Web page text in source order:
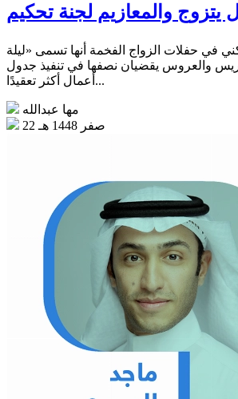
يتزوج والمعازيم لجنة تحكيم
في حفلات الزواج الفخمة أنها تسمى «ليلة
والعروس يقضيان نصفها في تنفيذ جدول
أعمال أكثر تعقيدًا...
مها عبدالله
22 صفر 1448 هـ